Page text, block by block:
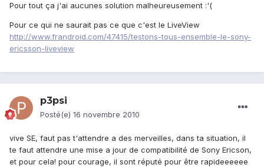
Pour tout ça j'ai aucunes solution malheureusement :'(
Pour ce qui ne saurait pas ce que c'est le LiveView
http://www.frandroid.com/47415/testons-tous-ensemble-le-sony-
ericsson-liveview
p3psi
Posté(e) 16 novembre 2010
vive SE, faut pas t'attendre a des merveilles, dans ta situation, il
te faut attendre une mise a jour de compatibilité de Sony Ericson,
et pour cela! pour courage, il sont réputé pour être rapideeeeee